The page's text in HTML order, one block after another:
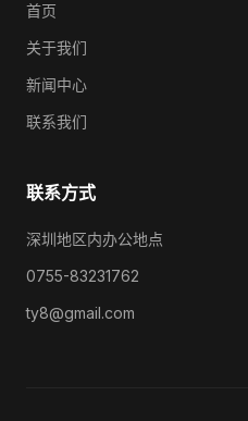
首页
关于我们
新闻中心
联系我们
联系方式
深圳地区内办公地点
0755-83231762
ty8@gmail.com